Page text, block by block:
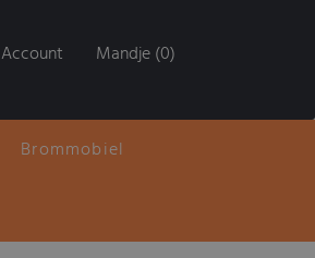
Account Mandje (0)
Brommobiel